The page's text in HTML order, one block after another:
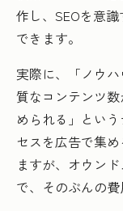
作し、SEOを意
できます。
実際に、「ノウ
質なコンテンツ
められる」とい
セスを広告で集
ますが、オウン
で、そのぶんの費